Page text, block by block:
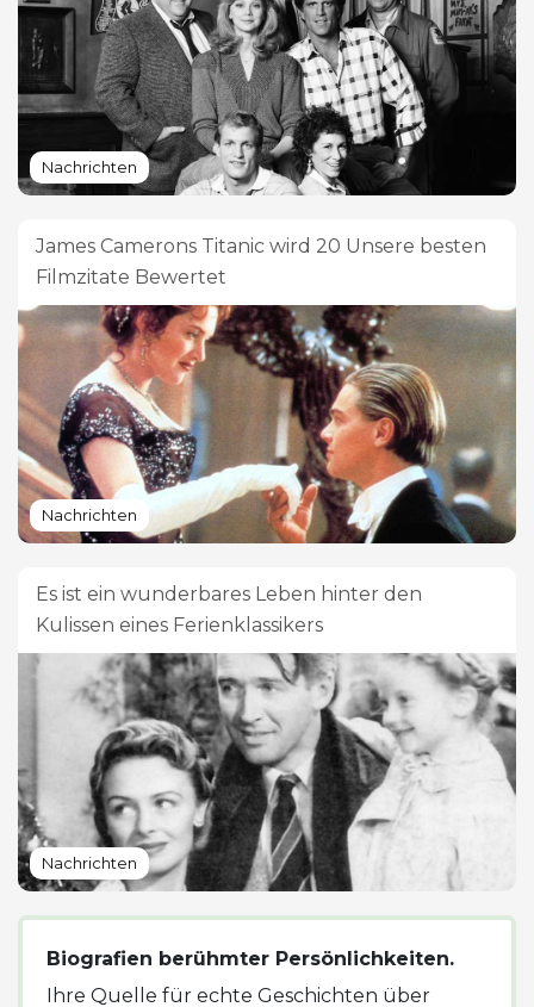
Nachrichten
James Camerons Titanic wird 20 Unsere besten
Filmzitate Bewertet
Nachrichten
Es ist ein wunderbares Leben hinter den
Kulissen eines Ferienklassikers
Nachrichten
Biografien berühmter Persönlichkeiten.
Ihre Quelle für echte Geschichten über